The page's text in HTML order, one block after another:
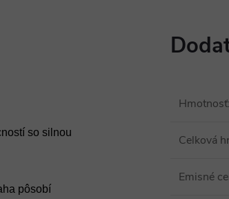
so silnou
pôsobí
Hmotnosť:
Celková
Emisné